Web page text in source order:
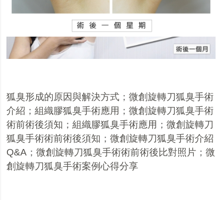
狐臭形成的原因與解決方式 ；微創旋轉刀狐臭手術
介紹 ；組織膠狐臭手術應用 ；微創旋轉刀狐臭手術
術前術後須知 ；組織膠狐臭手術應用 ；微創旋轉刀
狐臭手術術前術後須知 ；微創旋轉刀狐臭手術介紹
Q&A ；微創旋轉刀狐臭手術術前術後比對照片 ；微
創旋轉刀狐臭手術案例心得分享